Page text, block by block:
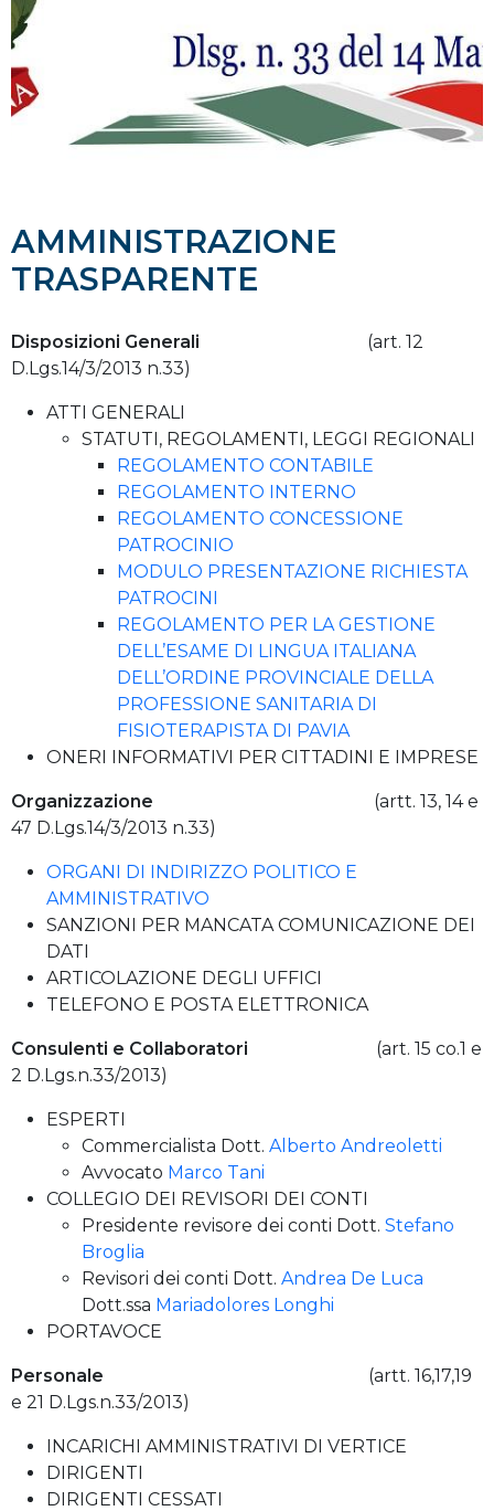
AMMINISTRAZIONE
TRASPARENTE
Disposizioni Generali (art. 12
D.Lgs.14/3/2013 n.33)
ATTI GENERALI
STATUTI, REGOLAMENTI, LEGGI REGIONALI
REGOLAMENTO CONTABILE
REGOLAMENTO INTERNO
REGOLAMENTO CONCESSIONE
PATROCINIO
MODULO PRESENTAZIONE RICHIESTA
PATROCINI
REGOLAMENTO PER LA GESTIONE
DELL’ESAME DI LINGUA ITALIANA
DELL’ORDINE PROVINCIALE DELLA
PROFESSIONE SANITARIA DI
FISIOTERAPISTA DI PAVIA
ONERI INFORMATIVI PER CITTADINI E IMPRESE
Organizzazione
(artt. 13, 14 e
47 D.Lgs.14/3/2013 n.33)
ORGANI DI INDIRIZZO POLITICO E
AMMINISTRATIVO
SANZIONI PER MANCATA COMUNICAZIONE DEI
DATI
ARTICOLAZIONE DEGLI UFFICI
TELEFONO E POSTA ELETTRONICA
Consulenti e Collaboratori (art. 15 co.1 e
2 D.Lgs.n.33/2013)
ESPERTI
Commercialista Dott. Alberto Andreoletti
Avvocato Marco Tani
COLLEGIO DEI REVISORI DEI CONTI
Presidente revisore dei conti Dott. Stefano
Broglia
Revisori dei conti Dott. Andrea De Luca
Dott.ssa Mariadolores Longhi
PORTAVOCE
Personale (artt. 16,17,19
e 21 D.Lgs.n.33/2013)
INCARICHI AMMINISTRATIVI DI VERTICE
DIRIGENTI
DIRIGENTI CESSATI